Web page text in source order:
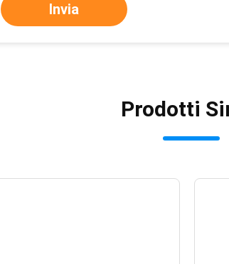
Invia
Prodotti